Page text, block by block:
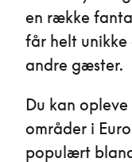
en række
får helt unikke
andre gæster.
Du kan
områder i
populært